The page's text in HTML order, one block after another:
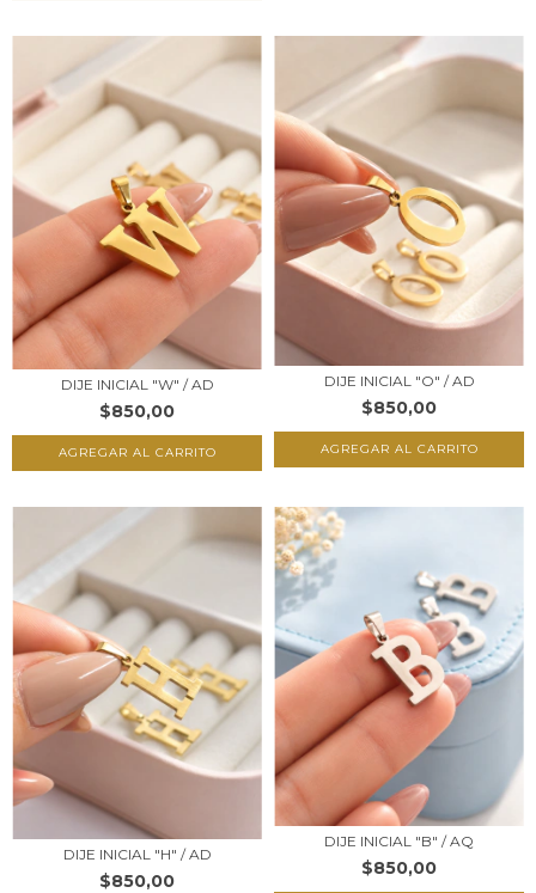
DIJE INICIAL "W" / AD
$850,00
DIJE INICIAL "O" / AD
$850,00
DIJE INICIAL "H" / AD
$850,00
DIJE INICIAL "B" / AQ
$850,00